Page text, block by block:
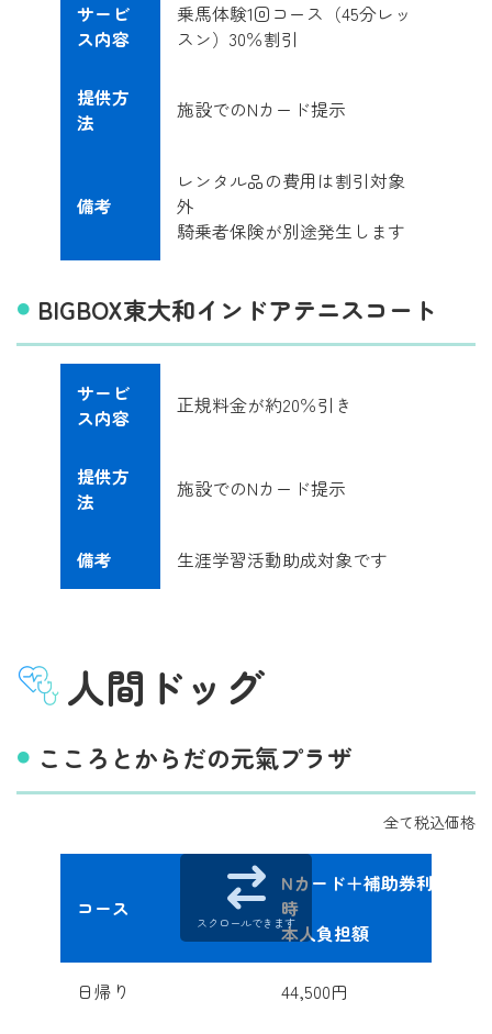
サービ
ス内容
乗馬体験1回コース（45分レッ
スン）30％割引
提供方
法
施設でのNカード提示
備考
レンタル品の費用は割引対象
外
騎乗者保険が別途発生します
BIGBOX東大和インドアテニスコート
サービ
ス内容
正規料金が約20％引き
提供方
法
施設でのNカード提示
備考 生涯学習活動助成対象です
人間ドッグ
こころとからだの元氣プラザ
全て税込価格
コース
Nカード＋補助券利用
時
本人負担額
日帰り 44,500円
スクロールできます